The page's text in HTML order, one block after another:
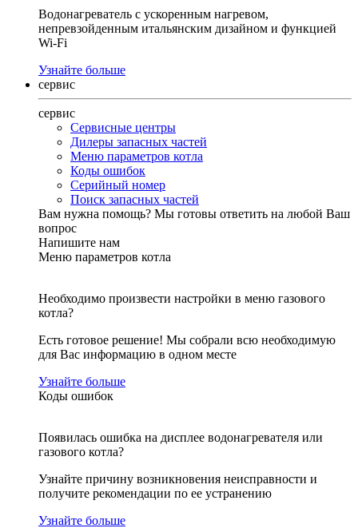
Водонагреватель с ускоренным нагревом,
непревзойденным итальянским дизайном и функцией
Wi-Fi
Узнайте больше
сервис
сервис
Сервисные центры
Дилеры запасных частей
Меню параметров котла
Коды ошибок
Серийный номер
Поиск запасных частей
Вам нужна помощь? Мы готовы ответить на любой Ваш
вопрос
Напишите нам
Меню параметров котла
Необходимо произвести настройки в меню газового
котла?
Есть готовое решение! Мы собрали всю необходимую
для Вас информацию в одном месте
Узнайте больше
Коды ошибок
Появилась ошибка на дисплее водонагревателя или
газового котла?
Узнайте причину возникновения неисправности и
получите рекомендации по ее устранению
Узнайте больше